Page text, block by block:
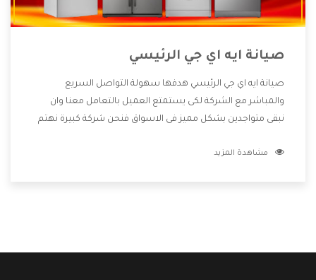
صيانة ايه اي جي الرئيسي
صيانة ايه اي جي الرئيسي هدفها سهولة التواصل السريع
والمباشر مع الشركة لكى يستمتع العميل بالتعامل معنا وان
نبقى متواجدين بشكل مميز فى الاسواق فنحن شركة كبيرة نهتم
الشركة بها والتى تكون منها خدمة الصيانة التى تكون من أهم
مشاهدة المزيد